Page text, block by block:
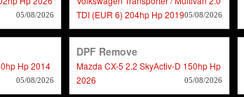
05/08/2026
TDI (EUR 6) 204hp Hp 201905/08/2026
Hp 2014
05/08/2026
DPF Remove
Mazda CX-5 2.2 SkyActiv-D 150hp Hp
2026
05/08/2026